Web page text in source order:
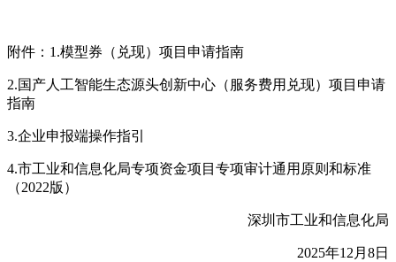
附件：1.模型券（兑现）项目申请指南
2.国产人工智能生态源头创新中心（服务费用兑现）项目申请
指南
3.企业申报端操作指引
4.市工业和信息化局专项资金项目专项审计通用原则和标准
（2022版）
深圳市工业和信息化局
2025年12月8日